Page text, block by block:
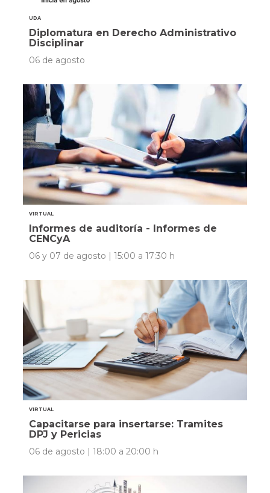
UDA
Diplomatura en Derecho Administrativo
Disciplinar
06 de agosto
VIRTUAL
Informes de auditoría - Informes de
CENCyA
06 y 07 de agosto | 15:00 a 17:30 h
VIRTUAL
Capacitarse para insertarse: Tramites
DPJ y Pericias
06 de agosto | 18:00 a 20:00 h